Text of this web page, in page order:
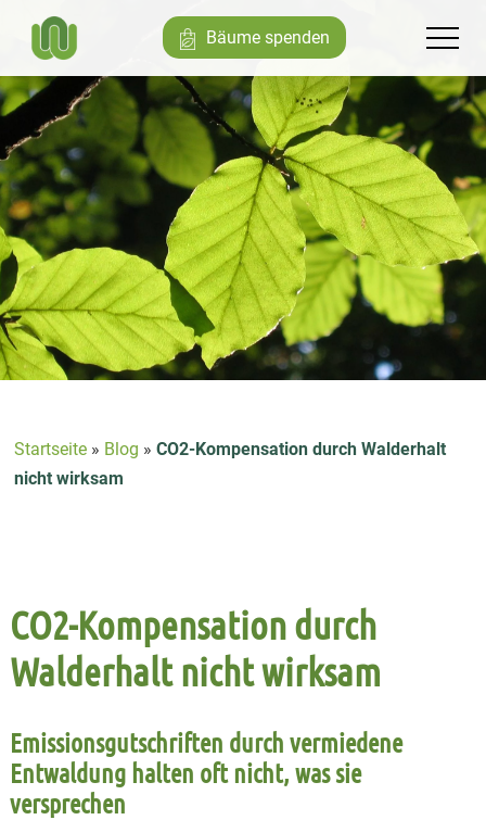
Bäume spenden
Startseite » Blog »CO2-Kompensation durch Walderhalt
nicht wirksam
CO2-Kompensation durch
Walderhalt nicht wirksam
Emissionsgutschriften durch vermiedene
Entwaldung halten oft nicht, was sie
versprechen